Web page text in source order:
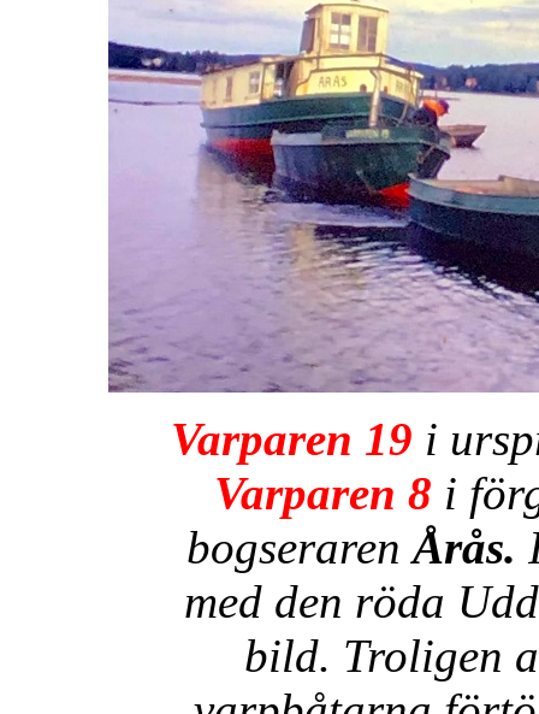
Varparen 19 i
Varparen 8 i
bogserarenÅrås.
med den röda
bild. Troligen